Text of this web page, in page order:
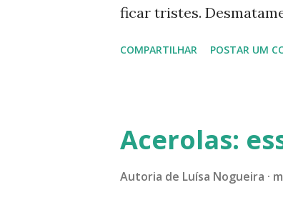
ficar tristes.
território. Frutas da
feiras e dos
podemos deduzir ser
valorização do produto
COMPARTILHAR POSTAR UM
Acerolas:
Autoria de Luísa Nogueira